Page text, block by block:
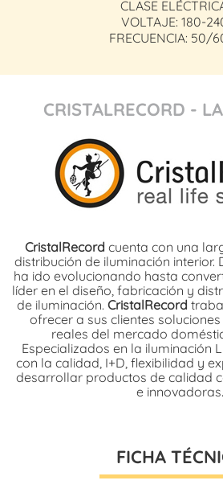
CLASE
VOLTAJE: 180-
FRECUENCIA: 50/
CRISTALRECORD -
CristalRecord cuenta con una
distribución de iluminación interior.
ha ido evolucionando hasta
líder en el diseño, fabricación y
de iluminación. CristalRecord
ofrecer a sus clientes
reales del mercado
Especializados en la iluminación
con la calidad, I+D, flexibilidad y
desarrollar productos de calidad
e innovadoras.
FICHA